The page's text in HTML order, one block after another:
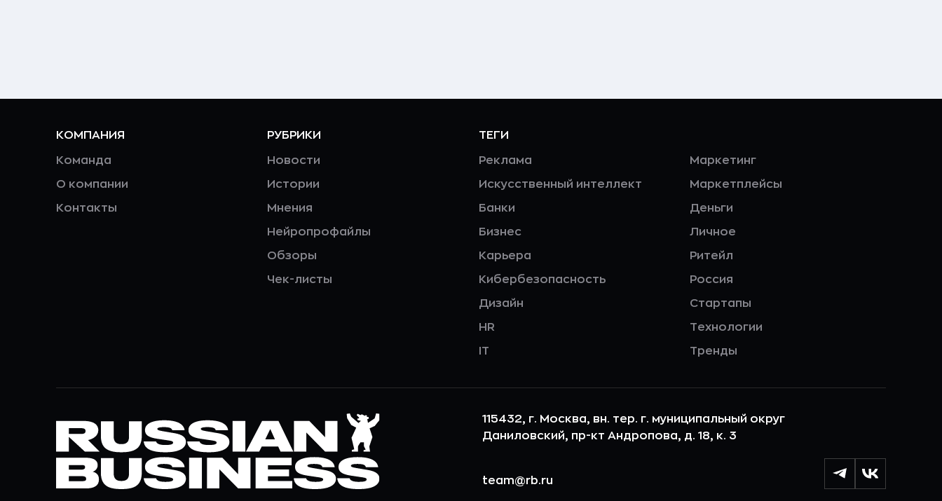
КОМПАНИЯ
Команда
О компании
Контакты
РУБРИКИ
Новости
Истории
Мнения
Нейропрофайлы
Обзоры
Чек-листы
ТЕГИ
Реклама
Искусственный интеллект
Банки
Бизнес
Карьера
Кибербезопасность
Дизайн
HR
IT
Маркетинг
Маркетплейсы
Деньги
Личное
Ритейл
Россия
Стартапы
Технологии
Тренды
115432, г. Москва, вн. тер. г. муниципальный округ
Даниловский, пр-кт Андропова, д. 18, к. 3
team@rb.ru